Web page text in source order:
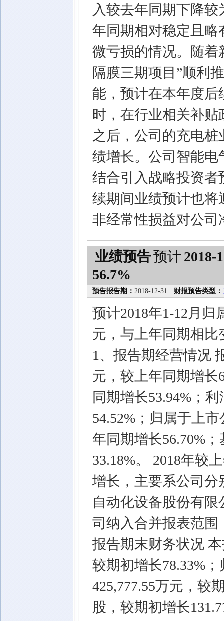
入较去年同期下降
年同期相对稳定且
微亏损的情况。随着
隔膜三期项目”顺利
能，预计在本年度
时，在行业相关补
之后，公司的充电
绩增长。公司智能
结合引入战略投资
续期间业绩预计也将
非经常性损益对公司
业绩预告预计 2018-
56.7%
预告报告期： 2018-12-31 财报预告类型：
预计2018年1-12月归
元，与上年同期相比
1、报告期经营情况
元，较上年同期增长
同期增长53.94%；
54.52%；归属于上
年同期增长56.70%
33.18%。 2018年较
增长，主要系公司分
自动化设备股份有
司纳入合并报表范围
报告期末财务状况
较期初增长78.33%
425,777.55万元，较
股，较期初增长